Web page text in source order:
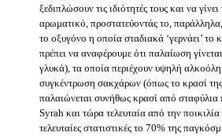
ξεδιπλώσουν τις ιδιότητές τους και να
αρωματικό, προστατεύοντάς το,
το οξυγόνο η οποία σταδιακά ‘γερνάει’ το
πρέπει να αναφέρουμε ότι παλαίωση
γλυκά), τα οποία περιέχουν υψηλή
συγκέντρωση σακχάρων (όπως το κρασί
παλαιώνεται συνήθως κρασί από
Syrah και τώρα τελευταία από την
τελευταίες στατιστικές το 70% της